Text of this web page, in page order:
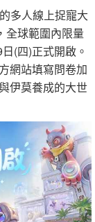
多人線上捉寵大
全球範圍內限量
(四)正式開啟。
網站填寫問卷加
伊莫養成的大世